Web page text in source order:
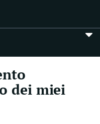
dei miei